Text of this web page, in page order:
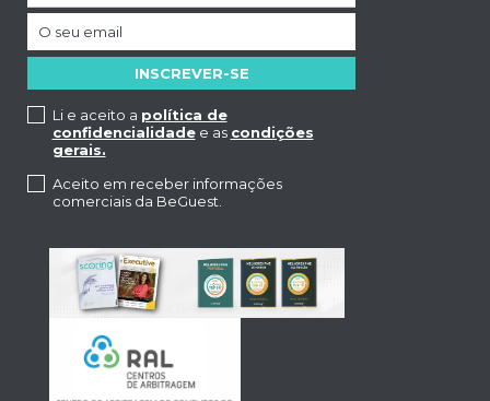
Li e aceito a política de
confidencialidadee as condições
gerais.
Aceito em receber informações
comerciais da BeGuest.